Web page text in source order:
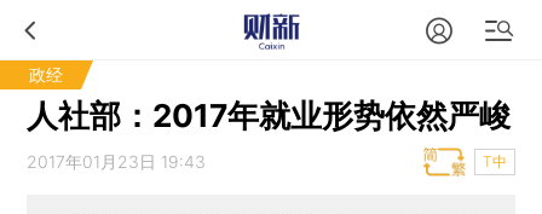
政经
人社部：2017年就业形势依然严峻
2017年01月23日 19:43 T中